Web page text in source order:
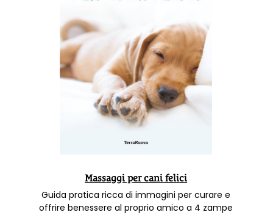
Massaggi per cani felici
Guida pratica ricca di immagini per curare e
offrire benessere al proprio amico a 4 zampe